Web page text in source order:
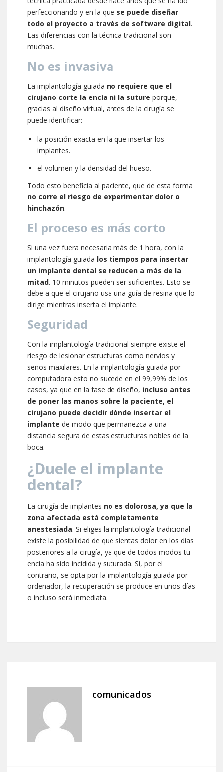
perfeccionando y en la que se puede diseñar
todo el proyecto a través de software digital.
Las diferencias con la técnica tradicional son
muchas.
No es invasiva
La implantología guiada no requiere que el
cirujano corte la encía ni la suture porque,
gracias al diseño virtual, antes de la cirugía se
puede identificar:
la posición exacta en la que insertar los
implantes.
el volumen y la densidad del hueso.
Todo esto beneficia al paciente, que de esta forma
no corre el riesgo de experimentar dolor o
hinchazón.
El proceso es más corto
Si una vez fuera necesaria más de 1 hora, con la
implantología guiada los tiempos para insertar
un implante dental se reducen a más de la
mitad. 10 minutos pueden ser suficientes. Esto se
debe a que el cirujano usa una guía de resina que lo
dirige mientras inserta el implante.
Seguridad
Con la implantología tradicional siempre existe el
riesgo de lesionar estructuras como nervios y
senos maxilares. En la implantología guiada por
computadora esto no sucede en el 99,99% de los
casos, ya que en la fase de diseño, incluso antes
de poner las manos sobre la paciente, el
cirujano puede decidir dónde insertar el
implante de modo que permanezca a una
distancia segura de estas estructuras nobles de la
boca.
¿Duele el implante
dental?
La cirugía de implantes no es dolorosa, ya que la
zona afectada está completamente
anestesiada. Si eliges la implantología tradicional
existe la posibilidad de que sientas dolor en los días
posteriores a la cirugía, ya que de todos modos tu
encía ha sido incidida y suturada. Si, por el
contrario, se opta por la implantología guiada por
ordenador, la recuperación se produce en unos días
o incluso será inmediata.
comunicados